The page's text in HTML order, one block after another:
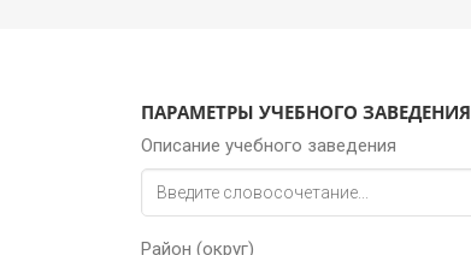
ПАРАМЕТРЫ УЧЕБНОГО ЗАВЕДЕНИЯ
Описание учебного заведения
Район (округ)